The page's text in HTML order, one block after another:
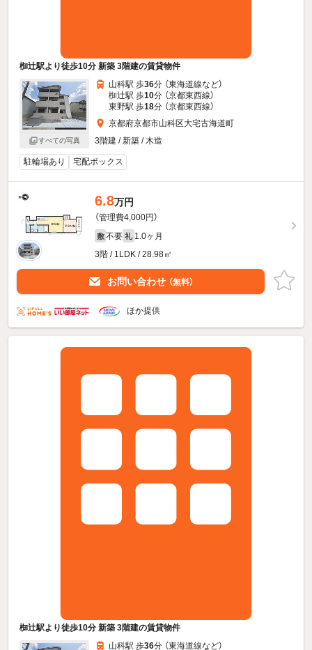
椥辻駅より徒歩10分 新築 3階建の賃貸物件
すべての写真
山科駅 歩36分 （東海道線など）
椥辻駅 歩10分 （京都東西線）
東野駅 歩18分 （京都東西線）
京都府京都市山科区大宅古海道町
3階建 / 新築 / 木造
駐輪場あり 宅配ボックス
6.8万円
（管理費4,000円）
敷 不要 礼 1.0ヶ月
3階 / 1LDK / 28.98㎡
お問い合わせ （無料）
ほか提供
椥辻駅より徒歩10分 新築 3階建の賃貸物件
山科駅 歩36分 （東海道線など）